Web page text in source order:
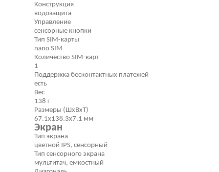
Конструкция
водозащита
Управление
сенсорные кнопки
Тип SIM-карты
nano SIM
Количество SIM-карт
1
Поддержка бесконтактных платежей
есть
Вес
138 г
Размеры (ШxВxТ)
67.1x138.3x7.1 мм
Экран
Тип экрана
цветной IPS, сенсорный
Тип сенсорного экрана
мультитач, емкостный